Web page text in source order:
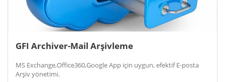
GFI Archiver-Mail Arşivleme
MS Exchange,Office360,Google App için uygun, efektif E-posta
Arşiv yönetimi.